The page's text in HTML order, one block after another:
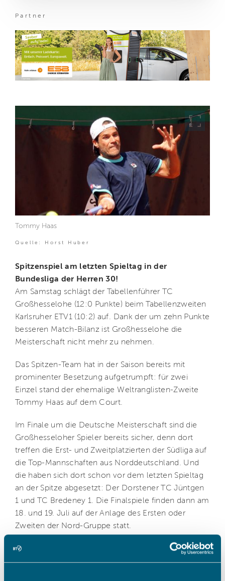
Partner
Tommy Haas
Quelle: Horst Huber
Spitzenspiel am letzten Spieltag in der
Bundesliga der Herren 30!
Am Samstag schlägt der Tabellenführer TC
Großhesselohe (12:0 Punkte) beim Tabellenzweiten
Karlsruher ETV1 (10:2) auf. Dank der um zehn Punkte
besseren Match-Bilanz ist Großhesselohe die
Meisterschaft nicht mehr zu nehmen.
Das Spitzen-Team hat in der Saison bereits mit
prominenter Besetzung aufgetrumpft: für zwei
Einzel stand der ehemalige Weltranglisten-Zweite
Tommy Haas auf dem Court.
Im Finale um die Deutsche Meisterschaft sind die
Großhesseloher Spieler bereits sicher, denn dort
treffen die Erst- und Zweitplatzierten der Südliga auf
die Top-Mannschaften aus Norddeutschland. Und
die haben sich dort schon vor dem letzten Spieltag
an der Spitze abgesetzt: Der Dorstener TC Jüntgen
1 und TC Bredeney 1. Die Finalspiele finden dann am
18. und 19. Juli auf der Anlage des Ersten oder
Zweiten der Nord-Gruppe statt.
Sollte Großhesselohe in Karsruhe gewinnen, hätte
der MTTC Iphitos noch Chancen auf Tabellenplatz 2